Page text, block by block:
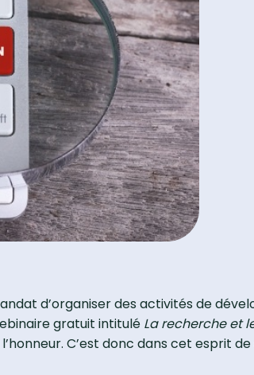
d’organiser des activités de
gratuit intitulé La recherche et
C’est donc dans cet esprit